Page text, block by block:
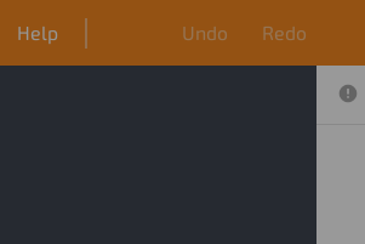
Help Undo Redo